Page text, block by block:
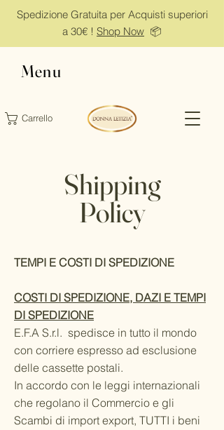
Spedizione Gratuita per Acquisti superiori
a 30€ ! Shop Now 📦
Carrello
Menu
Shipping
Policy
TEMPI E COSTI DI SPEDIZIONE
COSTI DI SPEDIZIONE, DAZI E TEMPI
DI SPEDIZIONE
E.F.A S.r.l. spedisce in tutto il mondo
con corriere espresso ad esclusione
delle cassette postali.
In accordo con le leggi internazionali
che regolano il Commercio e gli
Scambi di import export, TUTTI i beni